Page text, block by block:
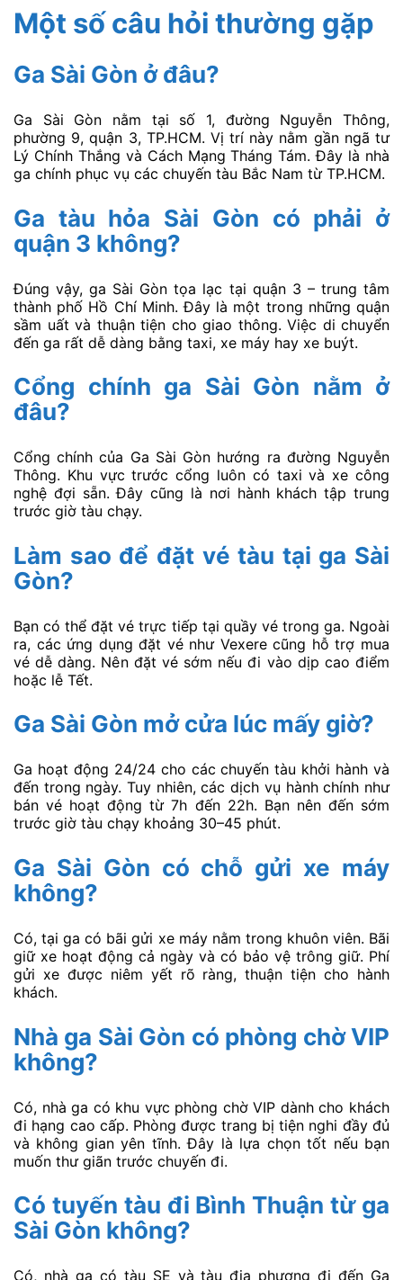
Một số câu hỏi thường gặp
Ga Sài Gòn ở đâu?
Ga Sài Gòn nằm tại số 1, đường Nguyễn Thông,
phường 9, quận 3, TP.HCM. Vị trí này nằm gần ngã tư
Lý Chính Thắng và Cách Mạng Tháng Tám. Đây là nhà
ga chính phục vụ các chuyến tàu Bắc Nam từ TP.HCM.
Ga tàu hỏa Sài Gòn có phải ở
quận 3 không?
Đúng vậy, ga Sài Gòn tọa lạc tại quận 3 – trung tâm
thành phố Hồ Chí Minh. Đây là một trong những quận
sầm uất và thuận tiện cho giao thông. Việc di chuyển
đến ga rất dễ dàng bằng taxi, xe máy hay xe buýt.
Cổng chính ga Sài Gòn nằm ở
đâu?
Cổng chính của Ga Sài Gòn hướng ra đường Nguyễn
Thông. Khu vực trước cổng luôn có taxi và xe công
nghệ đợi sẵn. Đây cũng là nơi hành khách tập trung
trước giờ tàu chạy.
Làm sao để đặt vé tàu tại ga Sài
Gòn?
Bạn có thể đặt vé trực tiếp tại quầy vé trong ga. Ngoài
ra, các ứng dụng đặt vé như Vexere cũng hỗ trợ mua
vé dễ dàng. Nên đặt vé sớm nếu đi vào dịp cao điểm
hoặc lễ Tết.
Ga Sài Gòn mở cửa lúc mấy giờ?
Ga hoạt động 24/24 cho các chuyến tàu khởi hành và
đến trong ngày. Tuy nhiên, các dịch vụ hành chính như
bán vé hoạt động từ 7h đến 22h. Bạn nên đến sớm
trước giờ tàu chạy khoảng 30–45 phút.
Ga Sài Gòn có chỗ gửi xe máy
không?
Có, tại ga có bãi gửi xe máy nằm trong khuôn viên. Bãi
giữ xe hoạt động cả ngày và có bảo vệ trông giữ. Phí
gửi xe được niêm yết rõ ràng, thuận tiện cho hành
khách.
Nhà ga Sài Gòn có phòng chờ VIP
không?
Có, nhà ga có khu vực phòng chờ VIP dành cho khách
đi hạng cao cấp. Phòng được trang bị tiện nghi đầy đủ
và không gian yên tĩnh. Đây là lựa chọn tốt nếu bạn
muốn thư giãn trước chuyến đi.
Có tuyến tàu đi Bình Thuận từ ga
Sài Gòn không?
Có, nhà ga có tàu SE và tàu địa phương đi đến Ga